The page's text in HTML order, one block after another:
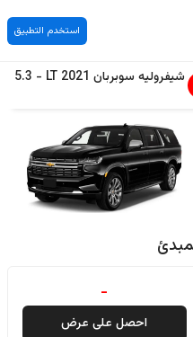
استخدم التطبيق
شيفروليه سوبربان 2021
LT
-
5.3
-
احصل على عرض